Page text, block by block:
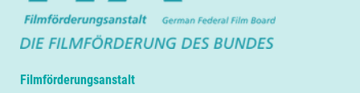
Filmförderungsanstalt